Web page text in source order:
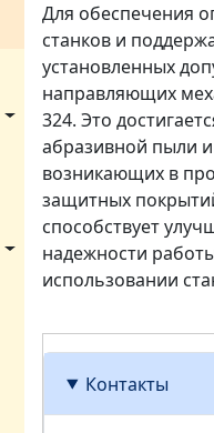
Для обеспечения
станков и
установленных
направляющих
324. Это
абразивной пыли и
возникающих в
защитных
способствует
надежности
использовании
Контакты